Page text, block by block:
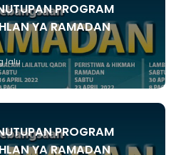
PROGRAM
YA RAMADAN
lalu
PROGRAM
YA RAMADAN